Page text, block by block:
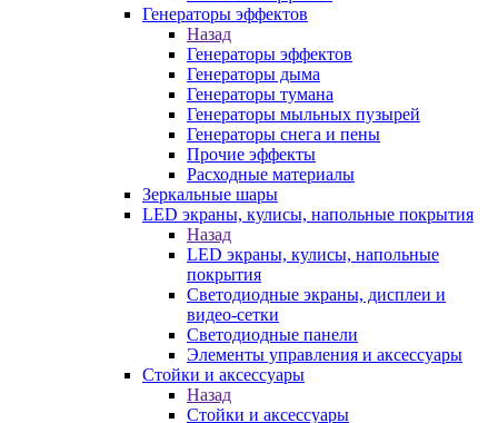
Генераторы эффектов
Назад
Генераторы эффектов
Генераторы дыма
Генераторы тумана
Генераторы мыльных пузырей
Генераторы снега и пены
Прочие эффекты
Расходные материалы
Зеркальные шары
LED экраны, кулисы, напольные покрытия
Назад
LED экраны, кулисы, напольные
покрытия
Светодиодные экраны, дисплеи и
видео-сетки
Светодиодные панели
Элементы управления и аксессуары
Стойки и аксессуары
Назад
Стойки и аксессуары